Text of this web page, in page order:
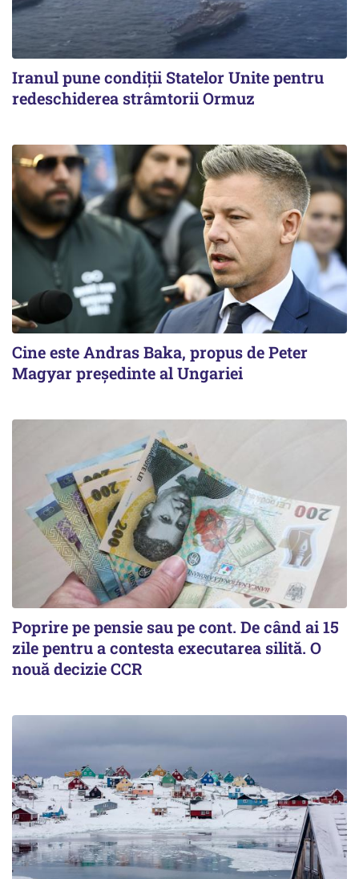
Iranul pune condiții Statelor Unite pentru
redeschiderea strâmtorii Ormuz
Cine este Andras Baka, propus de Peter
Magyar președinte al Ungariei
Poprire pe pensie sau pe cont. De când ai 15
zile pentru a contesta executarea silită. O
nouă decizie CCR